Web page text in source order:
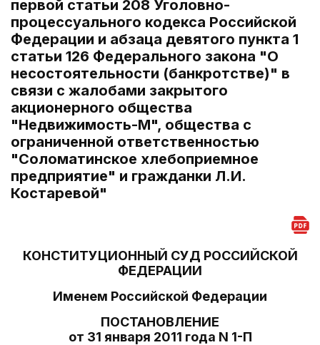
первой статьи 208 Уголовно-
процессуального кодекса Российской
Федерации и абзаца девятого пункта 1
статьи 126 Федерального закона "О
несостоятельности (банкротстве)" в
связи с жалобами закрытого
акционерного общества
"Недвижимость-М", общества с
ограниченной ответственностью
"Соломатинское хлебоприемное
предприятие" и гражданки Л.И.
Костаревой"
КОНСТИТУЦИОННЫЙ СУД РОССИЙСКОЙ
ФЕДЕРАЦИИ
Именем Российской Федерации
ПОСТАНОВЛЕНИЕ
от 31 января 2011 года N 1-П